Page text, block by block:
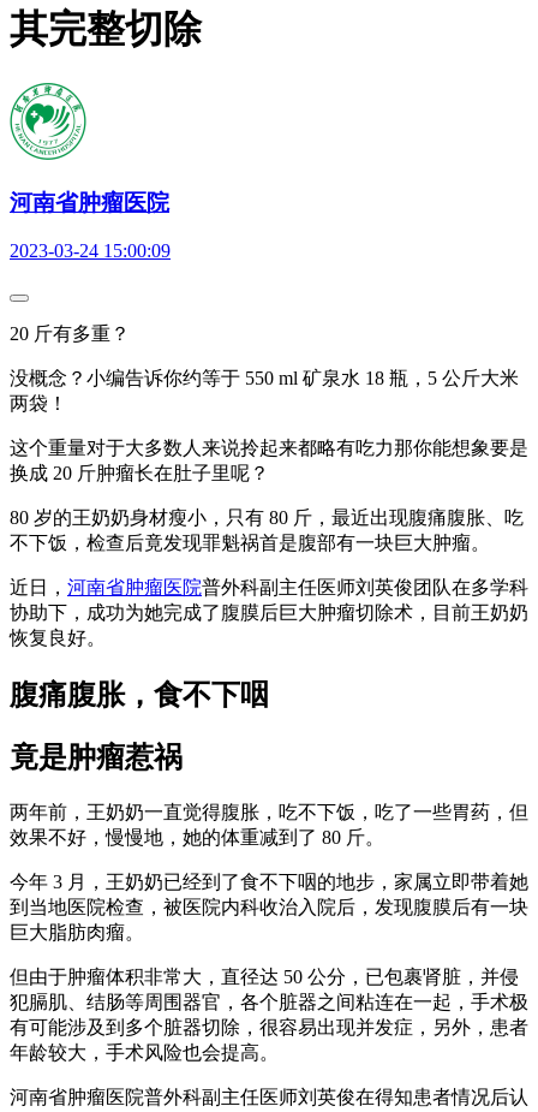
其完整切除
河南省肿瘤医院
2023-03-24 15:00:09
20 斤有多重？
没概念？小编告诉你约等于 550 ml 矿泉水 18 瓶，5 公斤大米
两袋！
这个重量对于大多数人来说拎起来都略有吃力那你能想象要是
换成 20 斤肿瘤长在肚子里呢？
80 岁的王奶奶身材瘦小，只有 80 斤，最近出现腹痛腹胀、吃
不下饭，检查后竟发现罪魁祸首是腹部有一块巨大肿瘤。
近日， 河南省肿瘤医院普外科副主任医师刘英俊团队在多学科
协助下，成功为她完成了腹膜后巨大肿瘤切除术，目前王奶奶
恢复良好。
腹痛腹胀，食不下咽
竟是肿瘤惹祸
两年前，王奶奶一直觉得腹胀，吃不下饭，吃了一些胃药，但
效果不好，慢慢地，她的体重减到了 80 斤。
今年 3 月，王奶奶已经到了食不下咽的地步，家属立即带着她
到当地医院检查，被医院内科收治入院后，发现腹膜后有一块
巨大脂肪肉瘤。
但由于肿瘤体积非常大，直径达 50 公分，已包裹肾脏，并侵
犯膈肌、结肠等周围器官，各个脏器之间粘连在一起，手术极
有可能涉及到多个脏器切除，很容易出现并发症，另外，患者
年龄较大，手术风险也会提高。
河南省肿瘤医院普外科副主任医师刘英俊在得知患者情况后认